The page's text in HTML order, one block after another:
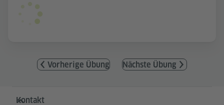
Vorherige Übung Nächste Übung
Service- und Informationsbereich
Kontakt